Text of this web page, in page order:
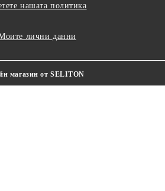
нашата политика
лични данни
магазин от SELITON